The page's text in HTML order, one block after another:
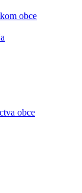
obce
obce